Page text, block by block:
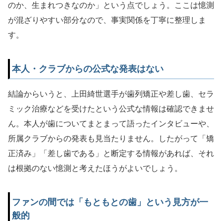
のか、生まれつきなのか」という点でしょう。ここは憶測
が混ざりやすい部分なので、事実関係を丁寧に整理しま
す。
本人・クラブからの公式な発表はない
結論からいうと、上田綺世選手が歯列矯正や差し歯、セラ
ミック治療などを受けたという公式な情報は確認できませ
ん。本人が歯についてまとまって語ったインタビューや、
所属クラブからの発表も見当たりません。したがって「矯
正済み」「差し歯である」と断定する情報があれば、それ
は根拠のない憶測と考えたほうがよいでしょう。
ファンの間では「もともとの歯」という見方が一
般的